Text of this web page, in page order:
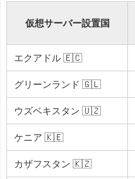
仮想サーバー設置国
エクアドル 🇪🇨
グリーンランド 🇬🇱
ウズベキスタン 🇺🇿
ケニア 🇰🇪
カザフスタン 🇰🇿